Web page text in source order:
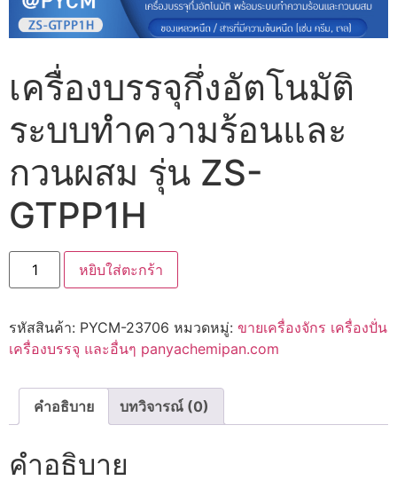
เครื่องบรรจุกึ่งอัตโนมัติ
ระบบทำความร้อนและ
กวนผสม รุ่น ZS-
GTPP1H
หยิบใส่ตะกร้า
รหัสสินค้า: PYCM-23706 หมวดหมู่: ขายเครื่องจักร เครื่องปั่น
เครื่องบรรจุ และอื่นๆ panyachemipan.com
คำอธิบาย บทวิจารณ์ (0)
คำอธิบาย